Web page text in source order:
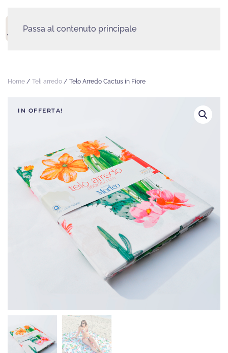
Passa al contenuto principale
Home / Teli arredo / Telo Arredo Cactus in Fiore
IN OFFERTA!